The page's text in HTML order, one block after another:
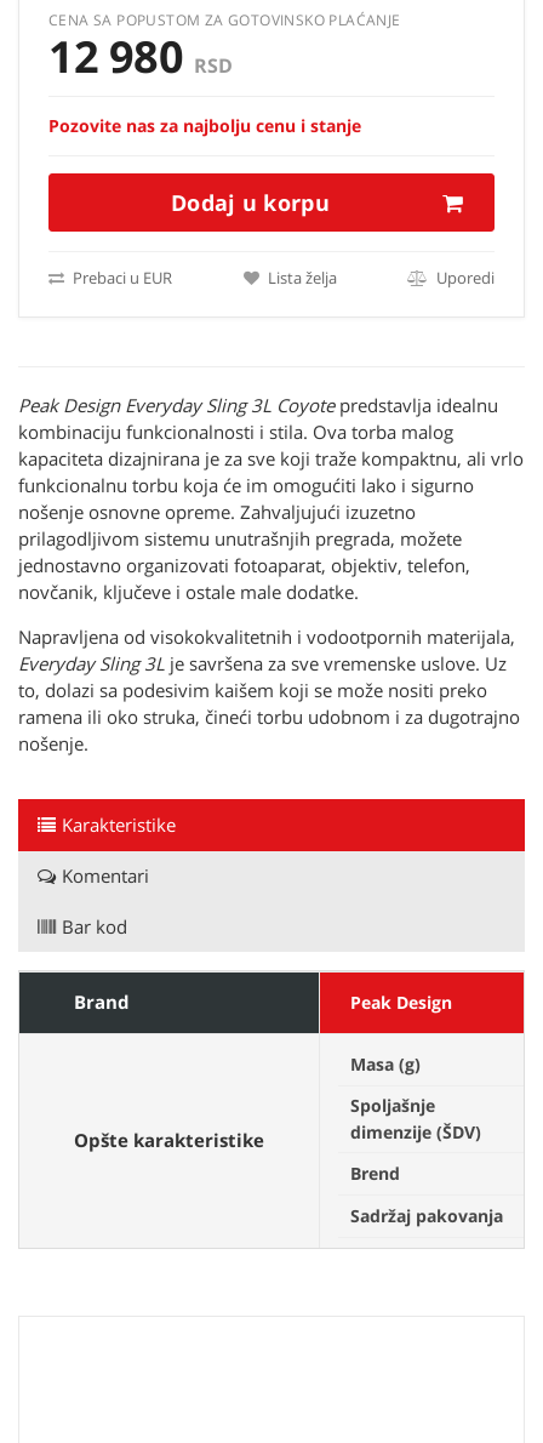
CENA SA POPUSTOM ZA GOTOVINSKO PLAĆANJE
12 980 RSD
Pozovite nas za najbolju cenu i stanje
Dodaj u korpu
Prebaci u EUR Lista želja Uporedi
Peak Design Everyday Sling 3L Coyote predstavlja idealnu
kombinaciju funkcionalnosti i stila. Ova torba malog
kapaciteta dizajnirana je za sve koji traže kompaktnu, ali vrlo
funkcionalnu torbu koja će im omogućiti lako i sigurno
nošenje osnovne opreme. Zahvaljujući izuzetno
prilagodljivom sistemu unutrašnjih pregrada, možete
jednostavno organizovati fotoaparat, objektiv, telefon,
novčanik, ključeve i ostale male dodatke.
Napravljena od visokokvalitetnih i vodootpornih materijala,
Everyday Sling 3L je savršena za sve vremenske uslove. Uz
to, dolazi sa podesivim kaišem koji se može nositi preko
ramena ili oko struka, čineći torbu udobnom i za dugotrajno
nošenje.
Karakteristike
Komentari
Bar kod
Brand Peak Design
Opšte karakteristike
Masa (g)
Spoljašnje
dimenzije (ŠDV)
Brend
Sadržaj pakovanja